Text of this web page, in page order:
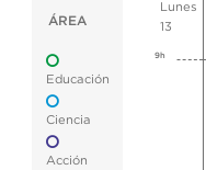
ÁREA
Educación
Ciencia
Acción
Lunes
13
9h